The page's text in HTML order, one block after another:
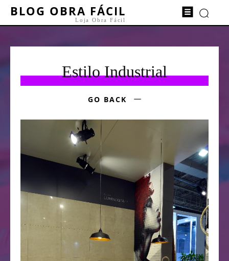
BLOG OBRA FÁCIL
Loja Obra Fácil
Estilo Industrial
GO BACK